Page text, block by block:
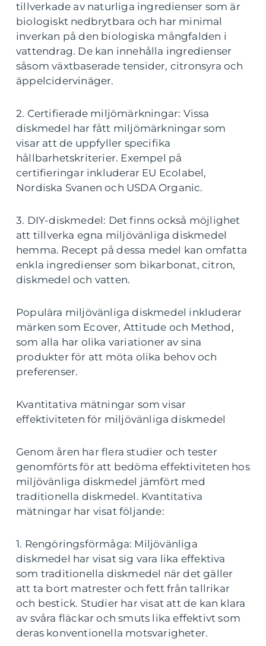
tillverkade av naturliga ingredienser som är
biologiskt nedbrytbara och har minimal
inverkan på den biologiska mångfalden i
vattendrag. De kan innehålla ingredienser
såsom växtbaserade tensider, citronsyra och
äppelcidervinäger.
2. Certifierade miljömärkningar: Vissa
diskmedel har fått miljömärkningar som
visar att de uppfyller specifika
hållbarhetskriterier. Exempel på
certifieringar inkluderar EU Ecolabel,
Nordiska Svanen och USDA Organic.
3. DIY-diskmedel: Det finns också möjlighet
att tillverka egna miljövänliga diskmedel
hemma. Recept på dessa medel kan omfatta
enkla ingredienser som bikarbonat, citron,
diskmedel och vatten.
Populära miljövänliga diskmedel inkluderar
märken som Ecover, Attitude och Method,
som alla har olika variationer av sina
produkter för att möta olika behov och
preferenser.
Kvantitativa mätningar som visar
effektiviteten för miljövänliga diskmedel
Genom åren har flera studier och tester
genomförts för att bedöma effektiviteten hos
miljövänliga diskmedel jämfört med
traditionella diskmedel. Kvantitativa
mätningar har visat följande:
1. Rengöringsförmåga: Miljövänliga
diskmedel har visat sig vara lika effektiva
som traditionella diskmedel när det gäller
att ta bort matrester och fett från tallrikar
och bestick. Studier har visat att de kan klara
av svåra fläckar och smuts lika effektivt som
deras konventionella motsvarigheter.